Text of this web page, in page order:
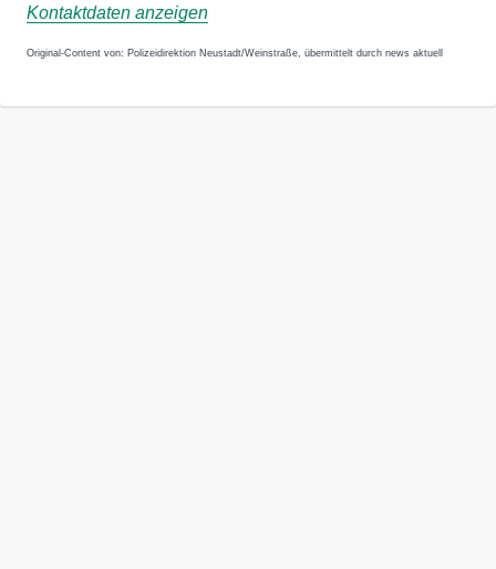
Kontaktdaten anzeigen
Original-Content von: Polizeidirektion Neustadt/Weinstraße, übermittelt durch news aktuell